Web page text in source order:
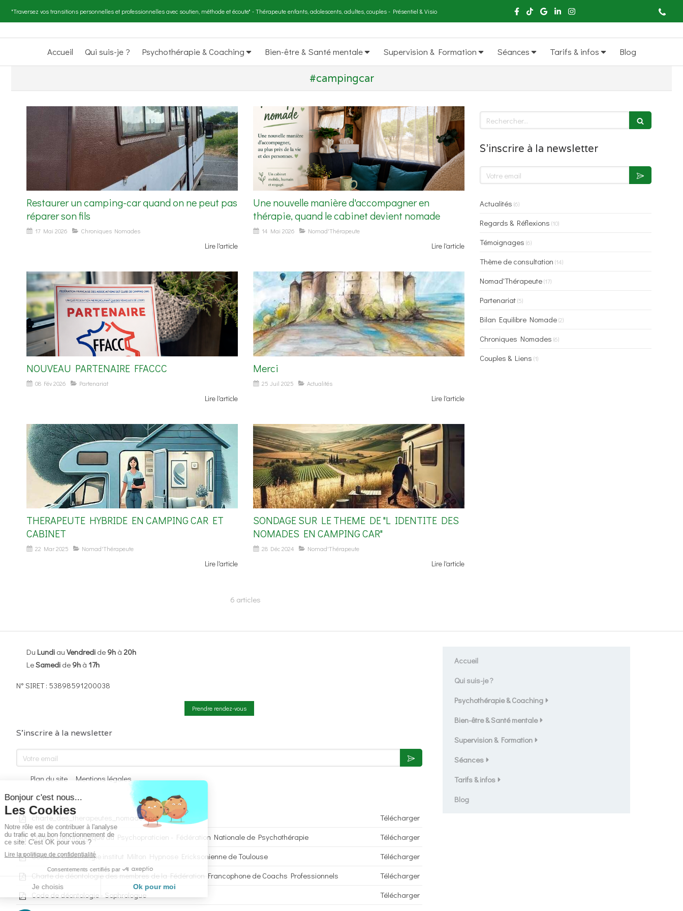
"Traversez vos transitions personnelles et professionnelles avec soutien, méthode et écoute" - Thérapeute enfants, adolescents, adultes, couples - Présentiel & Visio
Accueil Qui suis-je ? Psychothérapie & Coaching Bien-être & Santé mentale Supervision & Formation Séances Tarifs & infos Blog
#campingcar
Restaurer un camping-car quand on ne peut pas
réparer son fils
17 Mai 2026 Chroniques Nomades
Lire l'article
Une nouvelle manière d'accompagner en
thérapie, quand le cabinet devient nomade
14 Mai 2026 Nomad'Thérapeute
Lire l'article
NOUVEAU PARTENAIRE FFACCC
08 Fév 2026 Partenariat
Lire l'article
Merci
25 Juil 2025 Actualités
Lire l'article
THERAPEUTE HYBRIDE EN CAMPING CAR ET
CABINET
22 Mar 2025 Nomad'Thérapeute
Lire l'article
SONDAGE SUR LE THEME DE "L IDENTITE DES
NOMADES EN CAMPING CAR"
28 Déc 2024 Nomad'Thérapeute
Lire l'article
6 articles
Rechercher
S'inscrire à la newsletter
Votre email
Actualités (6)
Regards & Réflexions (10)
Témoignages (6)
Thème de consultation (14)
Nomad'Thérapeute(17)
Partenariat(5)
Bilan Equilibre Nomade(2)
Chroniques Nomades (6)
Couples & Liens (1)
Du Lundi au Vendredi de 9h à 20h
LeSamedi de 9h à 17h
N° SIRET : 53898591200038
Prendre rendez-vous
S'inscrire à la newsletter
Votre email
Plan du site Mentions légales
charte_des_therapeutes_nomades.pdf
Télécharger
Charte Déontologique du Psychopraticien - Fédération Nationale de Psychothérapie
Télécharger
Code de Déontologie institut Milton Hypnose Ericksonienne de Toulouse
Télécharger
Charte de déontologie des membres de la Fédération Francophone de Coachs Professionnels
Télécharger
Code de déontologie - Sophrologue
Télécharger
Accueil
Qui suis-je ?
Psychothérapie & Coaching
Bien-être & Santé mentale
Supervision & Formation
Séances
Tarifs & infos
Blog